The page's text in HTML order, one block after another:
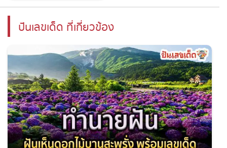
ปันเลขเด็ด ที่เกี่ยวข้อง